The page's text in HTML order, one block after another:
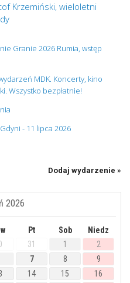
Krzemiński, wieloletni
Granie 2026 Rumia, wstęp
MDK. Koncerty, kino
Wszystko bezpłatnie!
- 11 lipca 2026
Dodaj wydarzenie »
2026
Pt Sob
Niedz
31 1
2
7 8
9
14 15
16